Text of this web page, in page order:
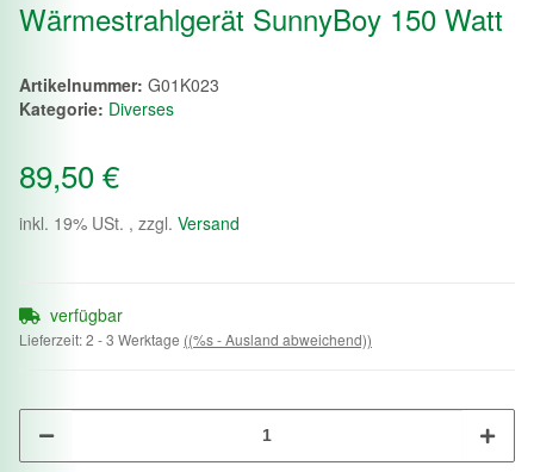
Wärmestrahlgerät SunnyBoy 150 Watt
Artikelnummer: G01K023
Kategorie: Diverses
89,50 €
inkl. 19% USt. , zzgl. Versand
verfügbar
Lieferzeit:2 - 3 Werktage ((%s - Ausland abweichend))